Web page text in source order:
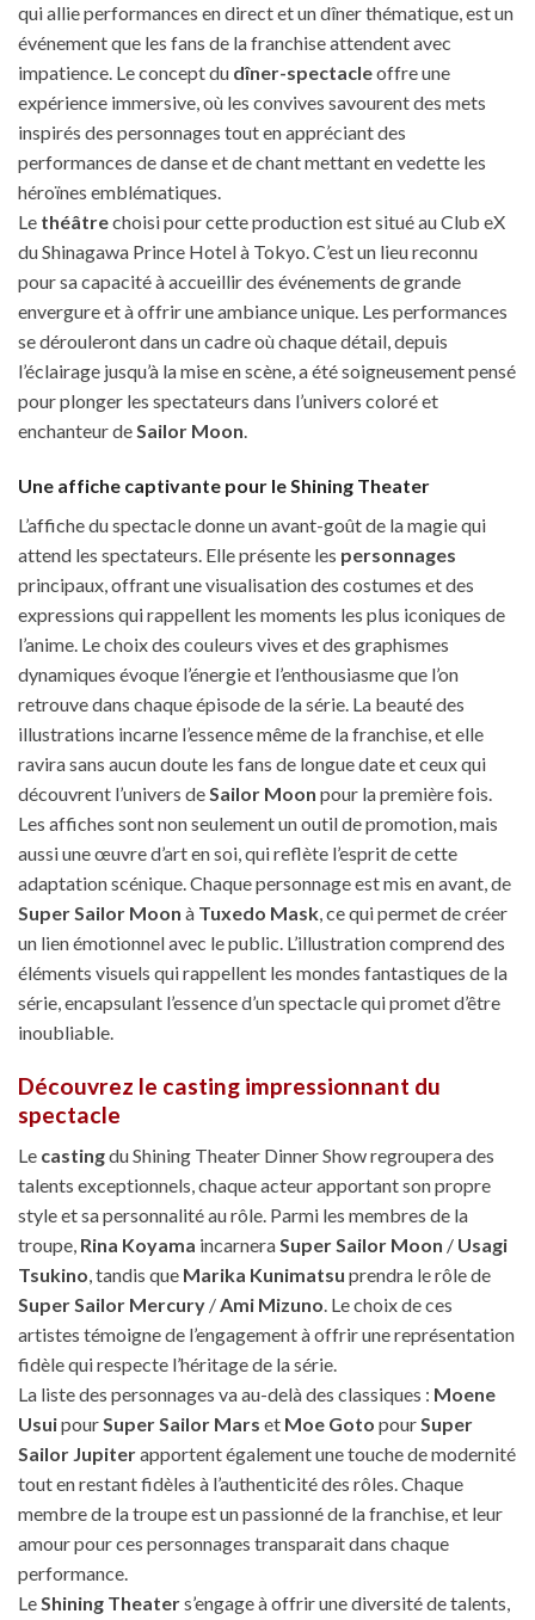
qui allie performances en direct et un dîner thématique, est un
événement que les fans de la franchise attendent avec
impatience. Le concept du dîner-spectacleoffre une
expérience immersive, où les convives savourent des mets
inspirés des personnages tout en appréciant des
performances de danse et de chant mettant en vedette les
héroïnes emblématiques.
Le théâtrechoisi pour cette production est situé au Club eX
du Shinagawa Prince Hotel à Tokyo. C’est un lieu reconnu
pour sa capacité à accueillir des événements de grande
envergure et à offrir une ambiance unique. Les performances
se dérouleront dans un cadre où chaque détail, depuis
l’éclairage jusqu’à la mise en scène, a été soigneusement pensé
pour plonger les spectateurs dans l’univers coloré et
enchanteur deSailor Moon.
Une affiche captivante pour le Shining Theater
L’affiche du spectacle donne un avant-goût de la magie qui
attend les spectateurs. Elle présente les personnages
principaux, offrant une visualisation des costumes et des
expressions qui rappellent les moments les plus iconiques de
l’anime. Le choix des couleurs vives et des graphismes
dynamiques évoque l’énergie et l’enthousiasme que l’on
retrouve dans chaque épisode de la série. La beauté des
illustrations incarne l’essence même de la franchise, et elle
ravira sans aucun doute les fans de longue date et ceux qui
découvrent l’univers deSailor Moon pour la première fois.
Les affiches sont non seulement un outil de promotion, mais
aussi une œuvre d’art en soi, qui reflète l’esprit de cette
adaptation scénique. Chaque personnage est mis en avant, de
Super Sailor Moon à Tuxedo Mask, ce qui permet de créer
un lien émotionnel avec le public. L’illustration comprend des
éléments visuels qui rappellent les mondes fantastiques de la
série, encapsulant l’essence d’un spectacle qui promet d’être
inoubliable.
Découvrez le casting impressionnant du
spectacle
Le castingdu Shining Theater Dinner Show regroupera des
talents exceptionnels, chaque acteur apportant son propre
style et sa personnalité au rôle. Parmi les membres de la
troupe, Rina Koyama incarneraSuper Sailor Moon / Usagi
Tsukino, tandis que Marika Kunimatsu prendra le rôle de
Super Sailor Mercury /Ami Mizuno. Le choix de ces
artistes témoigne de l’engagement à offrir une représentation
fidèle qui respecte l’héritage de la série.
La liste des personnages va au-delà des classiques : Moene
UsuipourSuper Sailor Mars et Moe Goto pourSuper
Sailor Jupiterapportent également une touche de modernité
tout en restant fidèles à l’authenticité des rôles. Chaque
membre de la troupe est un passionné de la franchise, et leur
amour pour ces personnages transparait dans chaque
performance.
LeShining Theaters’engage à offrir une diversité de talents,